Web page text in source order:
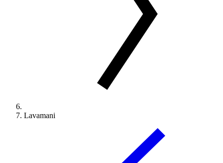
Lavamani